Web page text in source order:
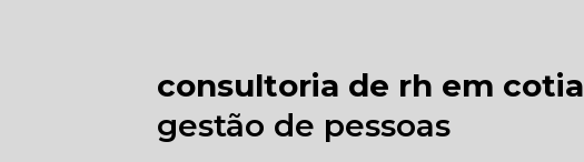
consultoria de rh em cotia
gestão de pessoas